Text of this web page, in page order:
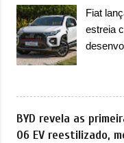
Renault
famosa
uma
alguns
A
Fiat
estreia
motor.
câmbio
BYD revela as
06 EV reestilizado,